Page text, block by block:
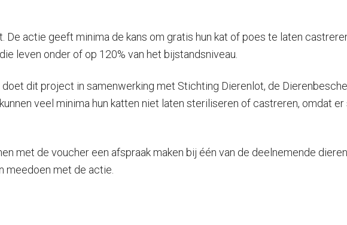
actie geeft minima de kans om gratis hun kat of poes te laten
leven onder of op 120% van het bijstandsniveau.
dit project in samenwerking met Stichting Dierenlot, de
veel minima hun katten niet laten steriliseren of castreren, omdat
met de voucher een afspraak maken bij één van de deelnemende
meedoen met de actie.